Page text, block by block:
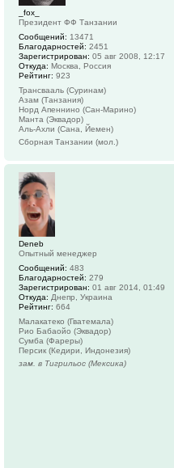
_fox_
Президент ФФ Танзании
Сообщений: 13471
Благодарностей: 2451
Зарегистрирован: 05 авг 2008, 12:17
Откуда: Москва, Россия
Рейтинг: 923
Трансвааль (Суринам)
Азам (Танзания)
Норд Апеннино (Сан-Марино)
Манта (Эквадор)
Аль-Ахли (Сана, Йемен)
Сборная Танзании (мол.)
Deneb
Опытный менеджер
Сообщений: 483
Благодарностей: 279
Зарегистрирован: 01 авг 2014, 01:49
Откуда: Днепр, Украина
Рейтинг: 664
Малакатеко (Гватемала)
Рио Бабаойо (Эквадор)
Сумба (Фареры)
Персик (Кедири, Индонезия)
зам. в Тигрильос (Мексика)